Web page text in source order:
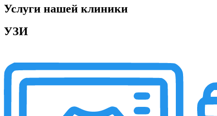
Услуги нашей клиники
УЗИ